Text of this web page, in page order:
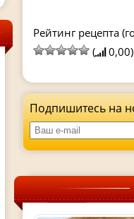
Рейтинг рецепта
(
0,00)
Подпишитесь на